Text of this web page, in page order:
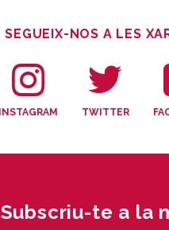
SEGUEIX-NOS A LES
INSTAGRAM TWITTER
Subscriu-te a la